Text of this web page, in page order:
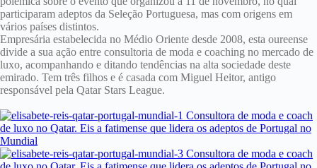
participaram adeptos da Seleção Portuguesa, mas com origens em
vários países distintos.
Empresária estabelecida no Médio Oriente desde 2008, esta oureense
divide a sua ação entre consultoria de moda e coaching no mercado de
luxo, acompanhando e ditando tendências na alta sociedade deste
emirado. Tem três filhos e é casada com Miguel Heitor, antigo
responsável pela Qatar Stars League.